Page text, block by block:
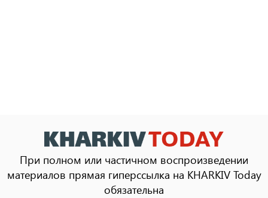
При полном или частичном воспроизведении
материалов прямая гиперссылка на KHARKIV Today
обязательна